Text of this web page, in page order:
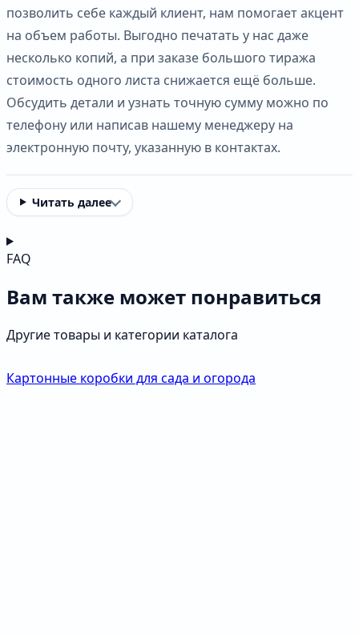
позволить себе каждый клиент, нам помогает акцент
на объем работы. Выгодно печатать у нас даже
несколько копий, а при заказе большого тиража
стоимость одного листа снижается ещё больше.
Обсудить детали и узнать точную сумму можно по
телефону или написав нашему менеджеру на
электронную почту, указанную в контактах.
Читать далее
FAQ
Вам также может понравиться
Другие товары и категории каталога
Картонные коробки для сада и огорода